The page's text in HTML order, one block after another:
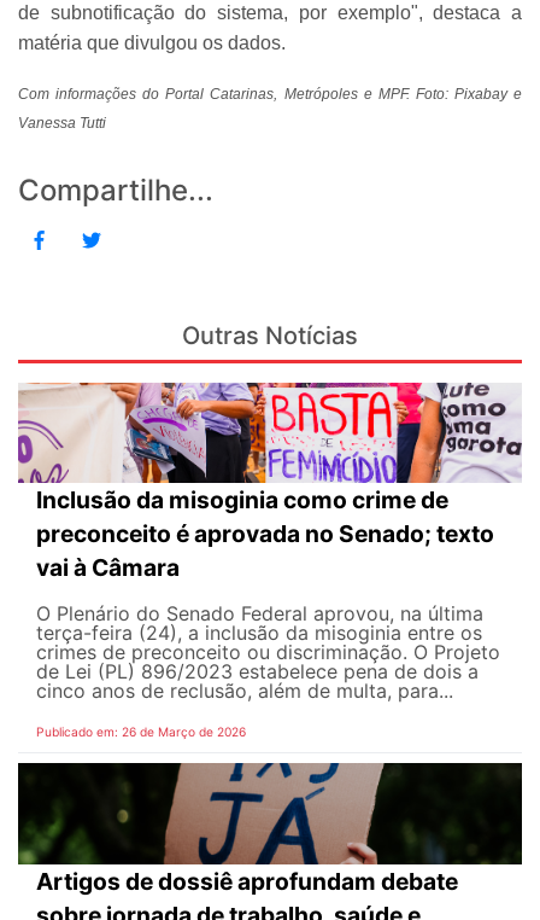
de subnotificação do sistema, por exemplo", destaca a
matéria que divulgou os dados.
Com informações do Portal Catarinas, Metrópoles e MPF. Foto: Pixabay e
Vanessa Tutti
Compartilhe...
Outras Notícias
Inclusão da misoginia como crime de
preconceito é aprovada no Senado; texto
vai à Câmara
O Plenário do Senado Federal aprovou, na última
terça-feira (24), a inclusão da misoginia entre os
crimes de preconceito ou discriminação. O Projeto
de Lei (PL) 896/2023 estabelece pena de dois a
cinco anos de reclusão, além de multa, para...
Publicado em: 26 de Março de 2026
Artigos de dossiê aprofundam debate